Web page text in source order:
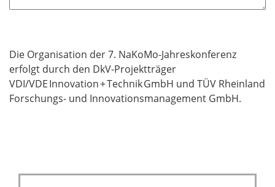
Die Organisation der 7. NaKoMo-Jahreskonferenz
erfolgt durch den DkV-Projektträger
VDI/VDE Innovation + Technik GmbH und TÜV Rheinland
Forschungs- und Innovationsmanagement GmbH.